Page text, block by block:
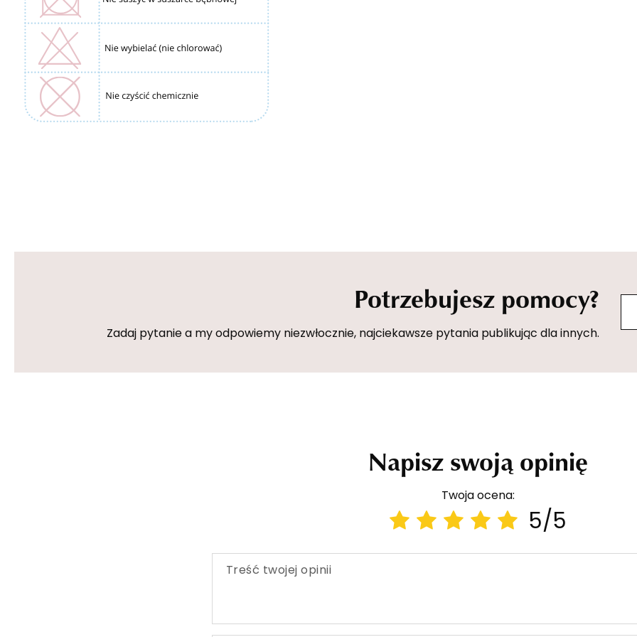
Potrzebujesz pomocy?
Zadaj pytanie a my odpowiemy niezwłocznie, najciekawsze pytania publikując dla innych.
Napisz swoją opinię
Twoja ocena:
5/5
Treść twojej opinii